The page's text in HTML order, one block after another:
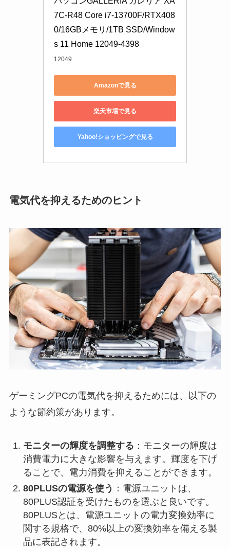
7C-R48 Core i7-13700F/RTX408
0/16GBメモリ/1TB SSD/Window
s 11 Home 12049-4398
12049
Amazonで見る
楽天市場で見る
Yahoo!ショッピングで見る
電気代を抑えるためのヒント
ゲーミングPCの電気代を抑えるためには、以下の
ような節約策があります。
モニターの輝度を調整する ：モニターの輝度は
消費電力に大きな影響を与えます。輝度を下げ
ることで、電力消費を抑えることができます。
80PLUSの電源を使う ：電源ユニットは、
80PLUS認証を受けたものを選ぶと良いです。
80PLUSとは、電源ユニットの電力変換効率に
関する規格で、80%以上の変換効率を備える製
品に表記されます。